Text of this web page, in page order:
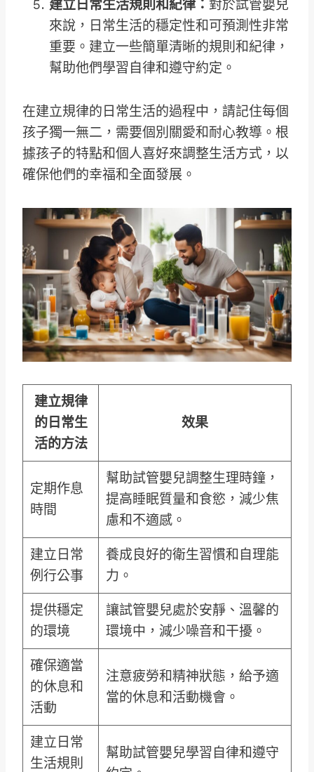
建立日常生活規則和紀律： 對於試管嬰兒
來說，日常生活的穩定性和可預測性非常
重要。建立一些簡單清晰的規則和紀律，
幫助他們學習自律和遵守約定。
在建立規律的日常生活的過程中，請記住每個
孩子獨一無二，需要個別關愛和耐心教導。根
據孩子的特點和個人喜好來調整生活方式，以
確保他們的幸福和全面發展。
建立規律
的日常生
活的方法
效果
定期作息
時間
幫助試管嬰兒調整生理時鐘，
提高睡眠質量和食慾，減少焦
慮和不適感。
建立日常
例行公事
養成良好的衛生習慣和自理能
力。
提供穩定
的環境
讓試管嬰兒處於安靜、溫馨的
環境中，減少噪音和干擾。
確保適當
的休息和
活動
注意疲勞和精神狀態，給予適
當的休息和活動機會。
建立日常
生活規則
幫助試管嬰兒學習自律和遵守